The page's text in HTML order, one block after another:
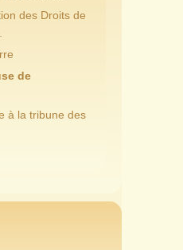
des Droits de
de
à la tribune des